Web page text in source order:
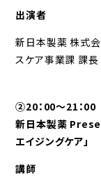
出演者
新日本製薬 株式
スケア事業課 課
②20：00～21：00
新日本製薬
エイジングケア」
講師